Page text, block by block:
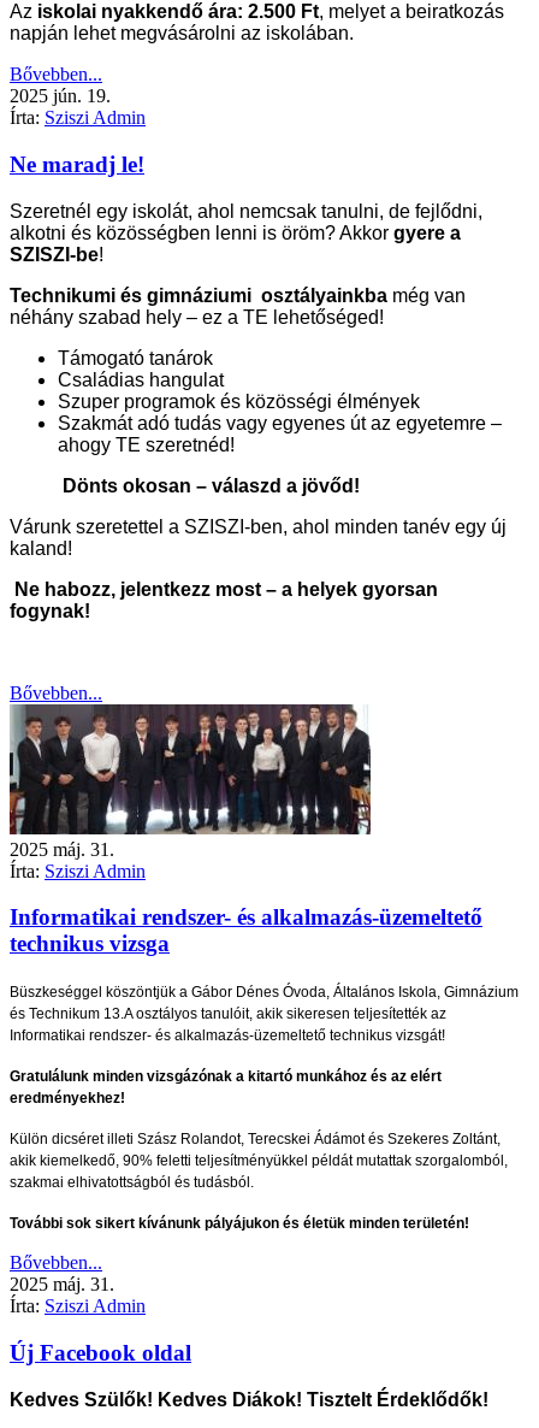
Az iskolai nyakkendő ára: 2.500 Ft, melyet a beiratkozás
napján lehet megvásárolni az iskolában.
Bővebben...
2025 jún. 19.
Írta: Sziszi Admin
Ne maradj le!
Szeretnél egy iskolát, ahol nemcsak tanulni, de fejlődni,
alkotni és közösségben lenni is öröm? Akkor gyere a
SZISZI-be!
Technikumi és gimnáziumi osztályainkba még van
néhány szabad hely – ez a TE lehetőséged!
Támogató tanárok
Családias hangulat
Szuper programok és közösségi élmények
Szakmát adó tudás vagy egyenes út az egyetemre –
ahogy TE szeretnéd!
Dönts okosan – válaszd a jövőd!
Várunk szeretettel a SZISZI-ben, ahol minden tanév egy új
kaland!
Ne habozz, jelentkezz most – a helyek gyorsan
fogynak!
Bővebben...
2025 máj. 31.
Írta: Sziszi Admin
Informatikai rendszer- és alkalmazás-üzemeltető
technikus vizsga
Büszkeséggel köszöntjük a Gábor Dénes Óvoda, Általános Iskola, Gimnázium
és Technikum 13.A osztályos tanulóit, akik sikeresen teljesítették az
Informatikai rendszer- és alkalmazás-üzemeltető technikus vizsgát!
Gratulálunk minden vizsgázónak a kitartó munkához és az elért
eredményekhez!
Külön dicséret illeti Szász Rolandot, Terecskei Ádámot és Szekeres Zoltánt,
akik kiemelkedő, 90% feletti teljesítményükkel példát mutattak szorgalomból,
szakmai elhivatottságból és tudásból.
További sok sikert kívánunk pályájukon és életük minden területén!
Bővebben...
2025 máj. 31.
Írta: Sziszi Admin
Új Facebook oldal
Kedves Szülők! Kedves Diákok! Tisztelt Érdeklődők!